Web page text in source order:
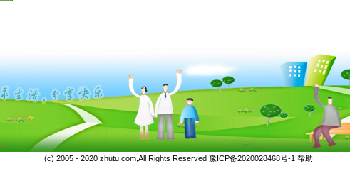
(c) 2005 - 2020 zhutu.com,All Rights Reserved 豫ICP备2020028468号-1 帮助